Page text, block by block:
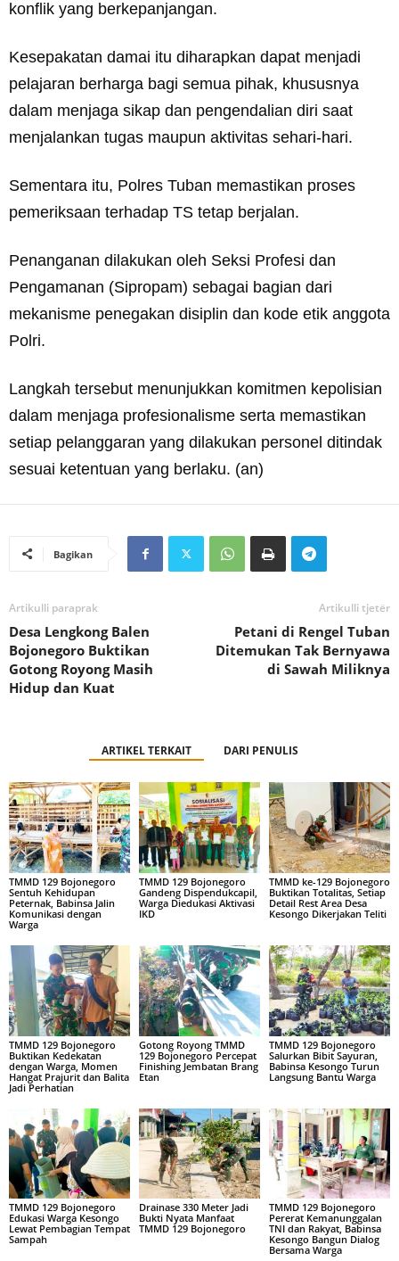
konflik yang berkepanjangan.
Kesepakatan damai itu diharapkan dapat menjadi
pelajaran berharga bagi semua pihak, khususnya
dalam menjaga sikap dan pengendalian diri saat
menjalankan tugas maupun aktivitas sehari-hari.
Sementara itu, Polres Tuban memastikan proses
pemeriksaan terhadap TS tetap berjalan.
Penanganan dilakukan oleh Seksi Profesi dan
Pengamanan (Sipropam) sebagai bagian dari
mekanisme penegakan disiplin dan kode etik anggota
Polri.
Langkah tersebut menunjukkan komitmen kepolisian
dalam menjaga profesionalisme serta memastikan
setiap pelanggaran yang dilakukan personel ditindak
sesuai ketentuan yang berlaku. (an)
Bagikan
Artikulli paraprak
Desa Lengkong Balen
Bojonegoro Buktikan
Gotong Royong Masih
Hidup dan Kuat
Artikulli tjetër
Petani di Rengel Tuban
Ditemukan Tak Bernyawa
di Sawah Miliknya
ARTIKEL TERKAIT DARI PENULIS
TMMD 129 Bojonegoro
Sentuh Kehidupan
Peternak, Babinsa Jalin
Komunikasi dengan
Warga
TMMD 129 Bojonegoro
Gandeng Dispendukcapil,
Warga Diedukasi Aktivasi
IKD
TMMD ke-129 Bojonegoro
Buktikan Totalitas, Setiap
Detail Rest Area Desa
Kesongo Dikerjakan Teliti
TMMD 129 Bojonegoro
Buktikan Kedekatan
dengan Warga, Momen
Hangat Prajurit dan Balita
Jadi Perhatian
Gotong Royong TMMD
129 Bojonegoro Percepat
Finishing Jembatan Brang
Etan
TMMD 129 Bojonegoro
Salurkan Bibit Sayuran,
Babinsa Kesongo Turun
Langsung Bantu Warga
TMMD 129 Bojonegoro
Edukasi Warga Kesongo
Lewat Pembagian Tempat
Sampah
Drainase 330 Meter Jadi
Bukti Nyata Manfaat
TMMD 129 Bojonegoro
TMMD 129 Bojonegoro
Pererat Kemanunggalan
TNI dan Rakyat, Babinsa
Kesongo Bangun Dialog
Bersama Warga